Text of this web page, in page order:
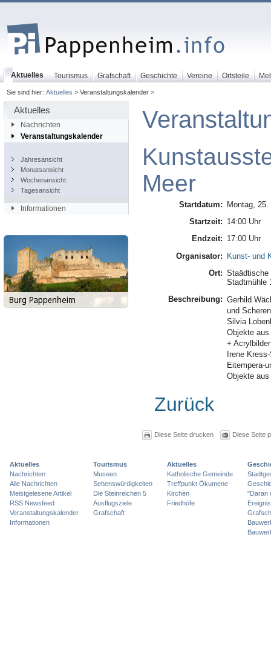
Aktuelles Tourismus Grafschaft Geschichte Vereine Ortsteile
Sie sind hier: Aktuelles > Veranstaltungskalender >
Aktuelles
Nachrichten
Veranstaltungskalender
Jahresansicht
Monatsansicht
Wochenansicht
Tagesansicht
Informationen
Meer
Startdatum:
Montag, 25.
Startzeit: 14:00 Uhr
Endzeit: 17:00 Uhr
Organisator: Kunst- und
Ort: Staädtische
Stadtmühle
Beschreibung: Gerhild
und
Silvia
Objekte
+ Acrylbilder
Irene
Eitempera-
Objekte
Zurück
Diese Seite drucken Diese Seite
Aktuelles
Nachrichten
Alle Nachrichten
Meistgelesene Artikel
RSS Newsfeed
Veranstaltungskalender
Informationen
Tourismus
Museen
Sehenswürdigkeiten
Die Steinreichen 5
Ausflugsziele
Grafschaft
Aktuelles
Katholische Gemeinde
Treffpunkt Ökumene
Kirchen
Friedhöfe
"Daran